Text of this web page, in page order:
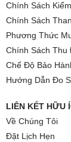
Chính Sách
Chính Sách
Phương Thức
Chính Sách Thu
Chế Độ Bảo
Hướng Dẫn Đo
LIÊN KẾT HỮU
Về Chúng Tôi
Đặt Lịch Hẹn